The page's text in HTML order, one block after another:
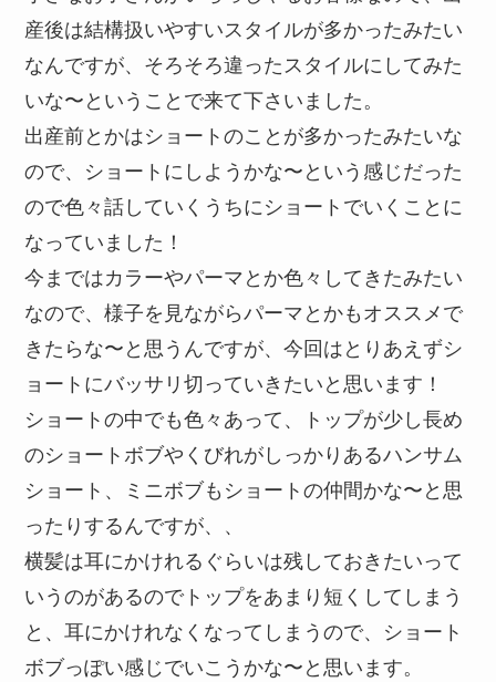
産後は結構扱いやすいスタイルが多かったみたい
なんですが、そろそろ違ったスタイルにしてみた
いな〜ということで来て下さいました。
出産前とかはショートのことが多かったみたいな
ので、ショートにしようかな〜という感じだった
ので色々話していくうちにショートでいくことに
なっていました！
今まではカラーやパーマとか色々してきたみたい
なので、様子を見ながらパーマとかもオススメで
きたらな〜と思うんですが、今回はとりあえずシ
ョートにバッサリ切っていきたいと思います！
ショートの中でも色々あって、トップが少し長め
のショートボブやくびれがしっかりあるハンサム
ショート、ミニボブもショートの仲間かな〜と思
ったりするんですが、、
横髪は耳にかけれるぐらいは残しておきたいって
いうのがあるのでトップをあまり短くしてしまう
と、耳にかけれなくなってしまうので、ショート
ボブっぽい感じでいこうかな〜と思います。